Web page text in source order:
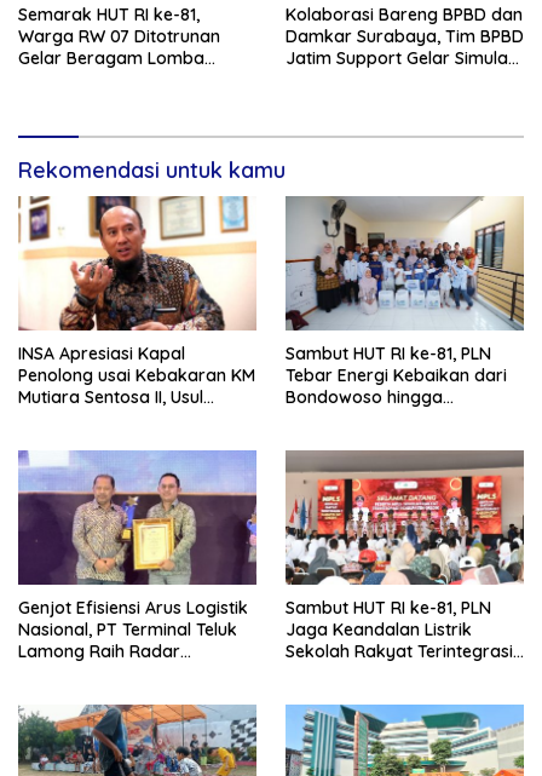
Semarak HUT RI ke-81,
Warga RW 07 Ditotrunan
Gelar Beragam Lomba
Kolaborasi Bareng BPBD dan
Damkar Surabaya, Tim BPBD
Jatim Support Gelar Simulasi
Rekomendasi untuk kamu
INSA Apresiasi Kapal
Penolong usai Kebakaran KM
Mutiara Sentosa II, Usul
Sambut HUT RI ke-81, PLN
Tebar Energi Kebaikan dari
Bondowoso hingga
Genjot Efisiensi Arus Logistik
Nasional, PT Terminal Teluk
Lamong Raih Radar
Sambut HUT RI ke-81, PLN
Jaga Keandalan Listrik
Sekolah Rakyat Terintegrasi 1